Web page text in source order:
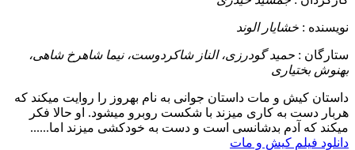
نویسنده : خشایار الوند
ستارگان : حمید گودرزی، الناز شاکردوست، نیما شاهرخ شاهی،
بهنوش بختیاری
داستان کیش و مات داستان جوانی به نام بهروز را روایت میکند که
هربار دست به کاری میزند با شکست روبرو میشود. او حالا فکر
میکند که آدم بدشانسی است و دست به خودکشی میزند اما......
دانلود فیلم کیش و مات